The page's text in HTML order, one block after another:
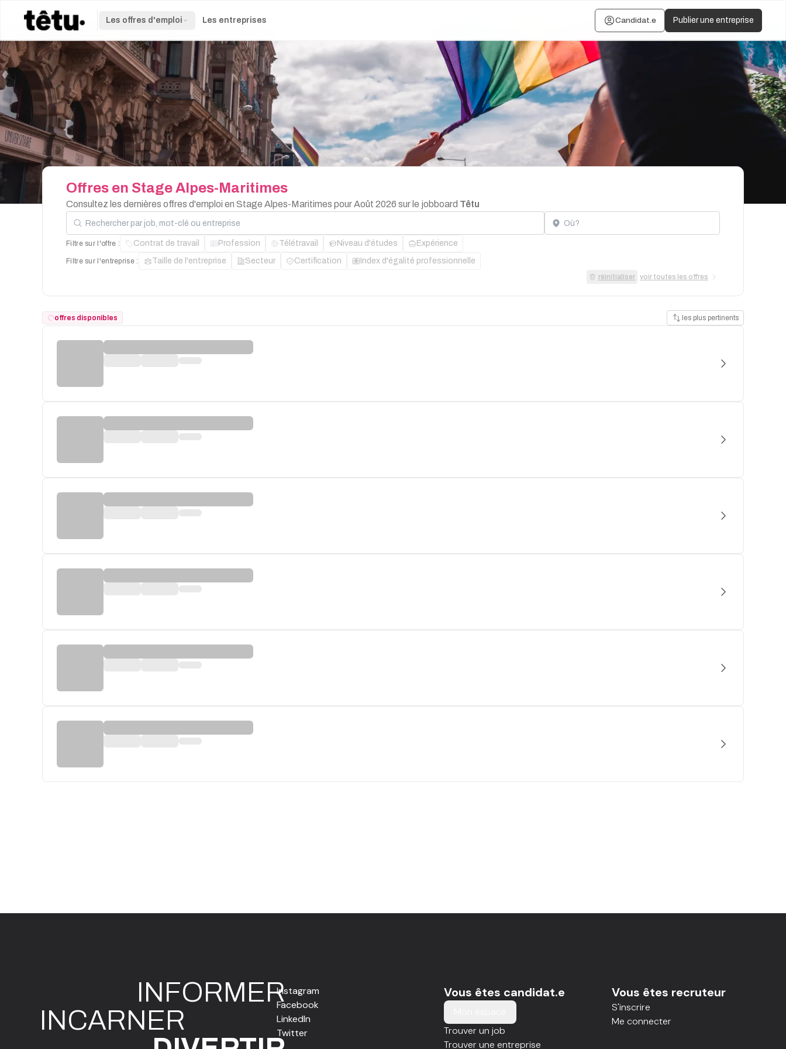
Les offres d'emploi Les entreprises Candidat.e Publier une entreprise
Offres en StageAlpes-Maritimes
Consultez les dernières offres d'emploi en Stage Alpes-Maritimes pour Août 2026 sur le jobboard Têtu
Rechercher par job, mot-clé ou entreprise Localisation
Filtre sur l'offre : Contrat de travail Profession Télétravail Niveau d'études Expérience
Filtre sur l'entreprise : Taille de l'entreprise Secteur Certification Index d'égalité professionnelle
réinitialiser voir toutes les offres
offres disponibles les plus pertinents
INFORMER
INCARNER
Instagram
Facebook
LinkedIn
Twitter
Vous êtes candidat.e
Trouver un job
Trouver une entreprise
Vous êtes recruteur
S'inscrire
Me connecter